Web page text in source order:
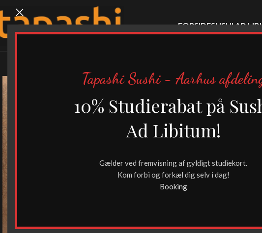
Tapashi Sushi - Aarhus
10% Studierabat på
Ad Libitum!
Gælder ved fremvisning af gyldigt studiekort.
Kom forbi og forkæl dig selv i dag!
Booking
FORSIDESUSHI AD